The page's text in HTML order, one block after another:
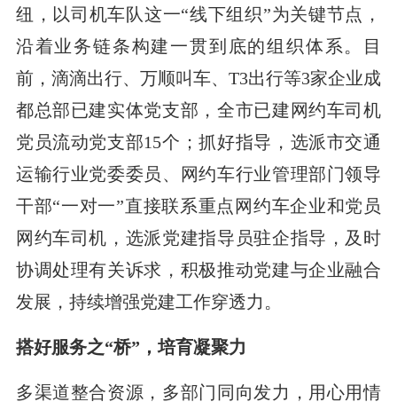
纽，以司机车队这一“线下组织”为关键节点，
沿着业务链条构建一贯到底的组织体系。目
前，滴滴出行、万顺叫车、T3出行等3家企业成
都总部已建实体党支部，全市已建网约车司机
党员流动党支部15个；抓好指导，选派市交通
运输行业党委委员、网约车行业管理部门领导
干部“一对一”直接联系重点网约车企业和党员
网约车司机，选派党建指导员驻企指导，及时
协调处理有关诉求，积极推动党建与企业融合
发展，持续增强党建工作穿透力。
搭好服务之“桥”，培育凝聚力
多渠道整合资源，多部门同向发力，用心用情